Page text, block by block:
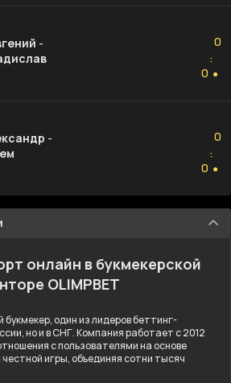
-
0
:
0 ●
-
0
:
0 ●
онлайн в букмекерской
OLIMPBET
букмекер, один из лидеров беттинг-
но и в СНГ. Компания работает с 2012
с пользователями на основе
игры, объединяя сотни тысяч